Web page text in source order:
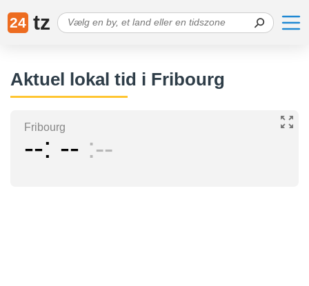
24 tz
Aktuel lokal tid i Fribourg
Fribourg
-- -- --